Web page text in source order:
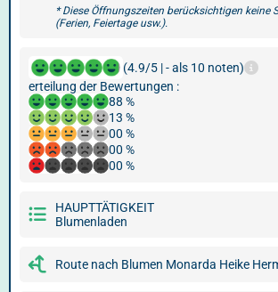
* Diese Öffnungszeiten berücksichtigen keine
(Ferien, Feiertage usw.).
(4.9/5 | - als 10 noten)
erteilung der Bewertungen :
88 %
13 %
00 %
00 %
00 %
HAUPTTÄTIGKEIT
Blumenladen
Route nach Blumen Monarda Heike